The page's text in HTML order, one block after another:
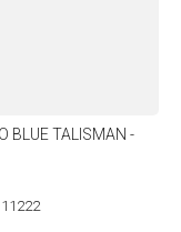
BLUE TALISMAN -
11222